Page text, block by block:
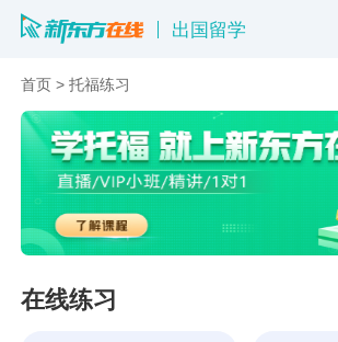
出国留学
首页 >托福练习
在线练习